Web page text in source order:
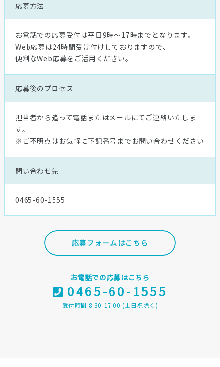
応募方法
お電話での応募受付は平日9時～17時までとなります。
Web応募は24時間受け付けしておりますので、
便利なWeb応募をご活用ください。
応募後の プロセス
担当者から追って電話またはメールにてご連絡いたしま
す。
※ご不明点はお気軽に下記番号までお問い合わせください
問い合わせ先
0465-60-1555
応募フォームはこちら
お電話での応募はこちら
0465-60-1555
受付時間 8:30-17:00 (土日祝除く)